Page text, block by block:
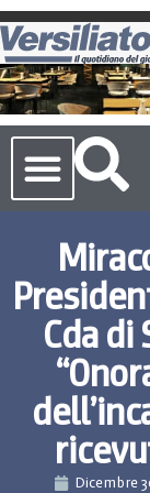
Cda di
Dicembre